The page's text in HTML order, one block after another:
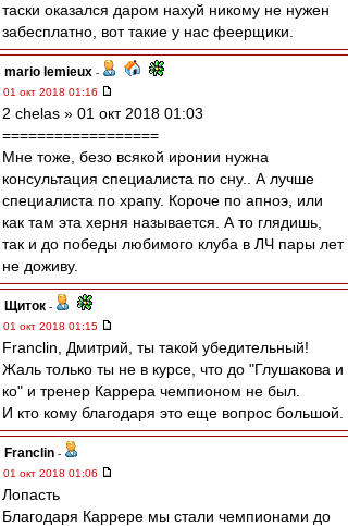
таски оказался даром нахуй никому не нужен
забесплатно, вот такие у нас феерщики.
mario lemieux -
01 окт 2018 01:16
2 chelas » 01 окт 2018 01:03
==================
Мне тоже, безо всякой иронии нужна
консультация специалиста по сну.. А лучше
специалиста по храпу. Короче по апноэ, или
как там эта херня называется. А то глядишь,
так и до победы любимого клуба в ЛЧ пары лет
не доживу.
Щиток -
01 окт 2018 01:15
Franclin, Дмитрий, ты такой убедительный!
Жаль только ты не в курсе, что до "Глушакова и
ко" и тренер Каррера чемпионом не был.
И кто кому благодаря это еще вопрос большой.
Franclin -
01 окт 2018 01:06
Лопасть
Благодаря Каррере мы стали чемпионами до